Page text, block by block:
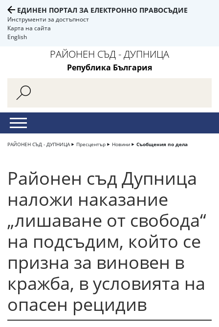
ЕДИНЕН ПОРТАЛ ЗА ЕЛЕКТРОННО ПРАВОСЪДИЕ
Инструменти за достъпност
Карта на сайта
English
РАЙОНЕН СЪД - ДУПНИЦА
Република България
РАЙОНЕН СЪД - ДУПНИЦА Пресцентър Новини Съобщения по дела
Районен съд Дупница
наложи наказание
„лишаване от свобода“
на подсъдим, който се
призна за виновен в
кражба, в условията на
опасен рецидив